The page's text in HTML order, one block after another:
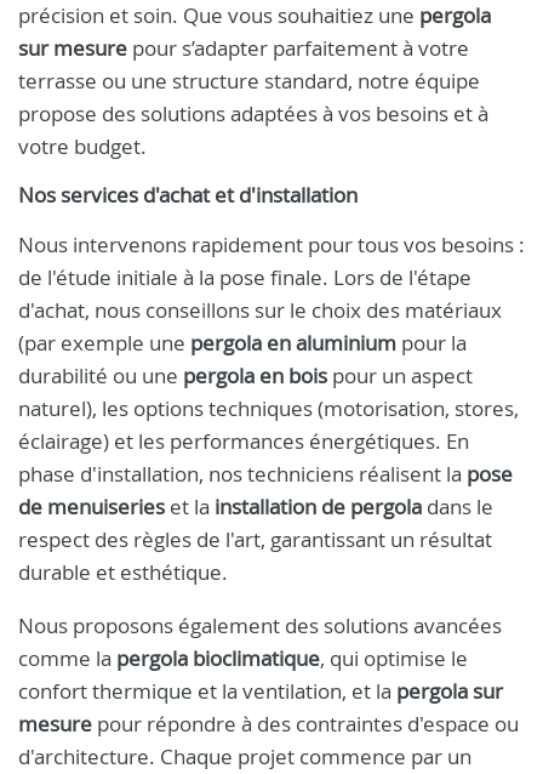
précision et soin. Que vous souhaitiez une pergola
sur mesure pour s’adapter parfaitement à votre
terrasse ou une structure standard, notre équipe
propose des solutions adaptées à vos besoins et à
votre budget.
Nos services d'achat et d'installation
Nous intervenons rapidement pour tous vos besoins :
de l'étude initiale à la pose finale. Lors de l'étape
d'achat, nous conseillons sur le choix des matériaux
(par exemple une pergola en aluminium pour la
durabilité ou une pergola en bois pour un aspect
naturel), les options techniques (motorisation, stores,
éclairage) et les performances énergétiques. En
phase d'installation, nos techniciens réalisent la pose
de menuiseries et la installation de pergola dans le
respect des règles de l'art, garantissant un résultat
durable et esthétique.
Nous proposons également des solutions avancées
comme la pergola bioclimatique, qui optimise le
confort thermique et la ventilation, et la pergola sur
mesure pour répondre à des contraintes d'espace ou
d'architecture. Chaque projet commence par un